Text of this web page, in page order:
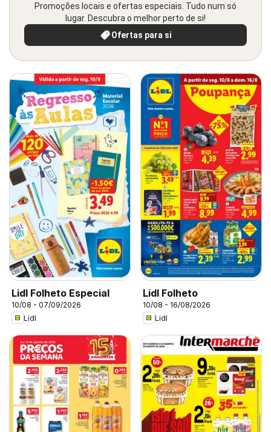
Promoções locais e ofertas especiais. Tudo num só
lugar. Descubra o melhor perto de si!
Ofertas para si
Lidl Folheto Especial
10/08 - 07/09/2026
Lidl
Lidl Folheto
10/08 - 16/08/2026
Lidl